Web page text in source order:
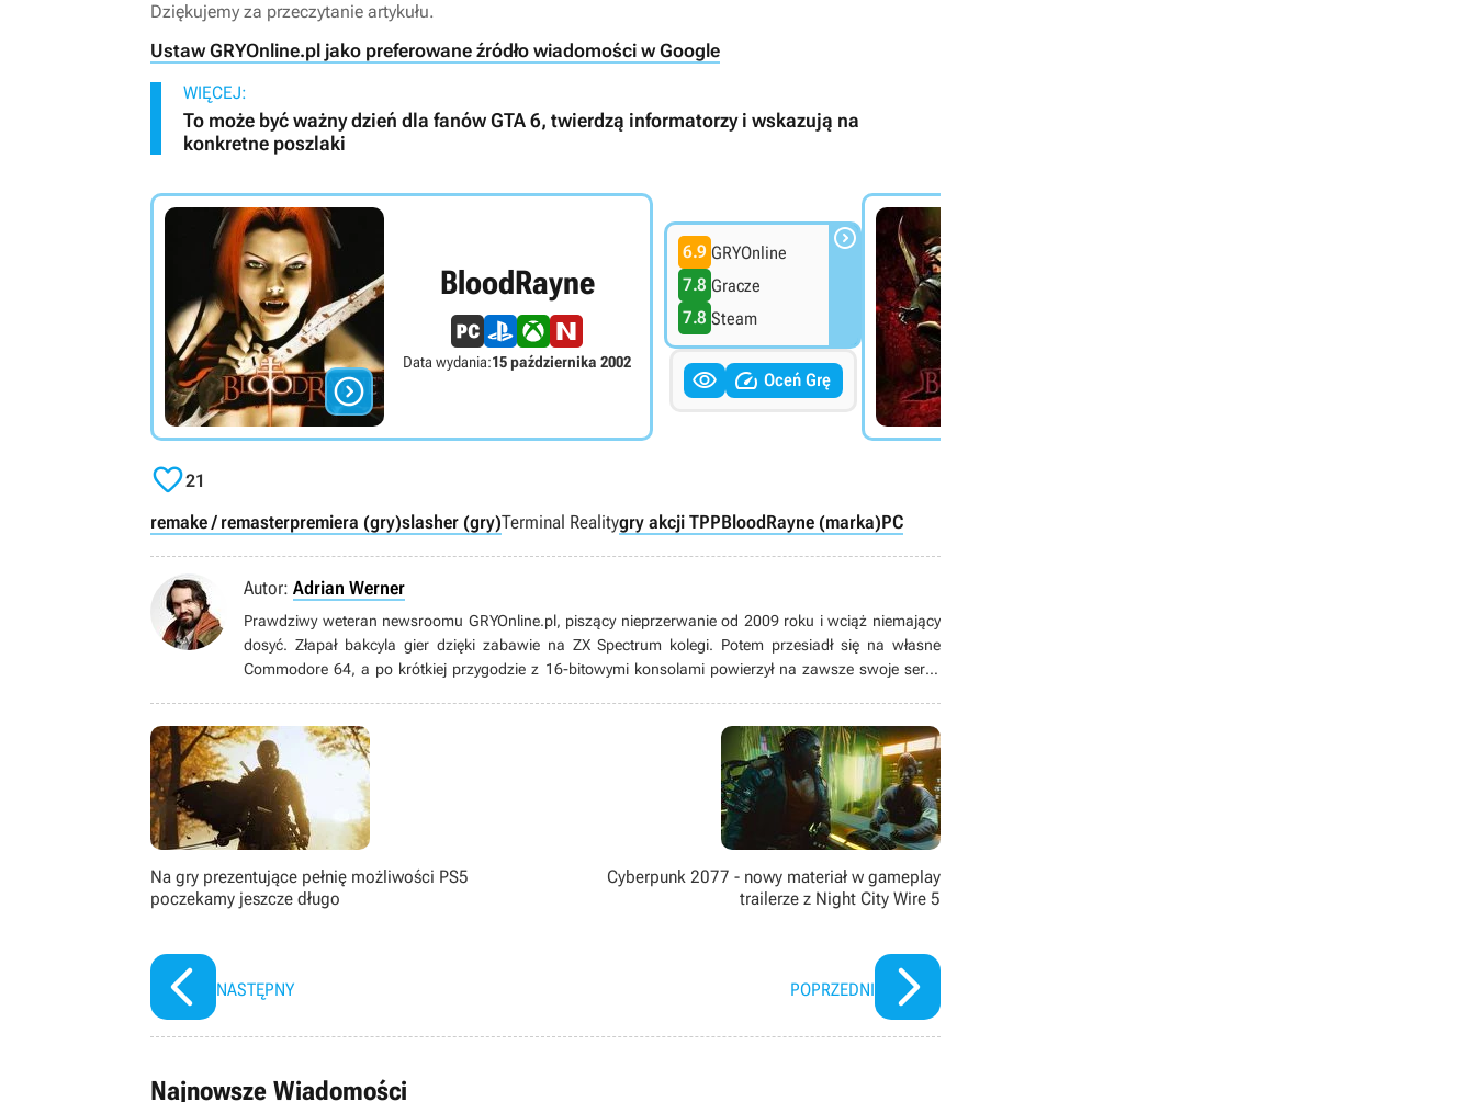
Dziękujemy za przeczytanie artykułu.
Ustaw GRYOnline.pl jako preferowane źródło wiadomości w Google
WIĘCEJ:
To może być ważny dzień dla fanów GTA 6, twierdzą informatorzy i wskazują na
konkretne poszlaki

BloodRayne
Data wydania:15 października 2002
6.9 GRYOnline
7.8 Gracze
7.8 Steam

  Oceń Grę
21
remake / remasterpremiera (gry)slasher (gry)Terminal Realitygry akcji TPPBloodRayne (marka)PC
Autor: Adrian Werner
Prawdziwy weteran newsroomu GRYOnline.pl, piszący nieprzerwanie od 2009 roku i wciąż niemający
dosyć. Złapał bakcyla gier dzięki zabawie na ZX Spectrum kolegi. Potem przesiadł się na własne
Commodore 64, a po krótkiej przygodzie z 16-bitowymi konsolami powierzył na zawsze swoje serce
książek, seriali, filmów i komiksów.
Na gry prezentujące pełnię możliwości PS5
poczekamy jeszcze długo
NASTĘPNY
Cyberpunk 2077 - nowy materiał w gameplay
trailerze z Night City Wire 5
POPRZEDNI
Najnowsze Wiadomości